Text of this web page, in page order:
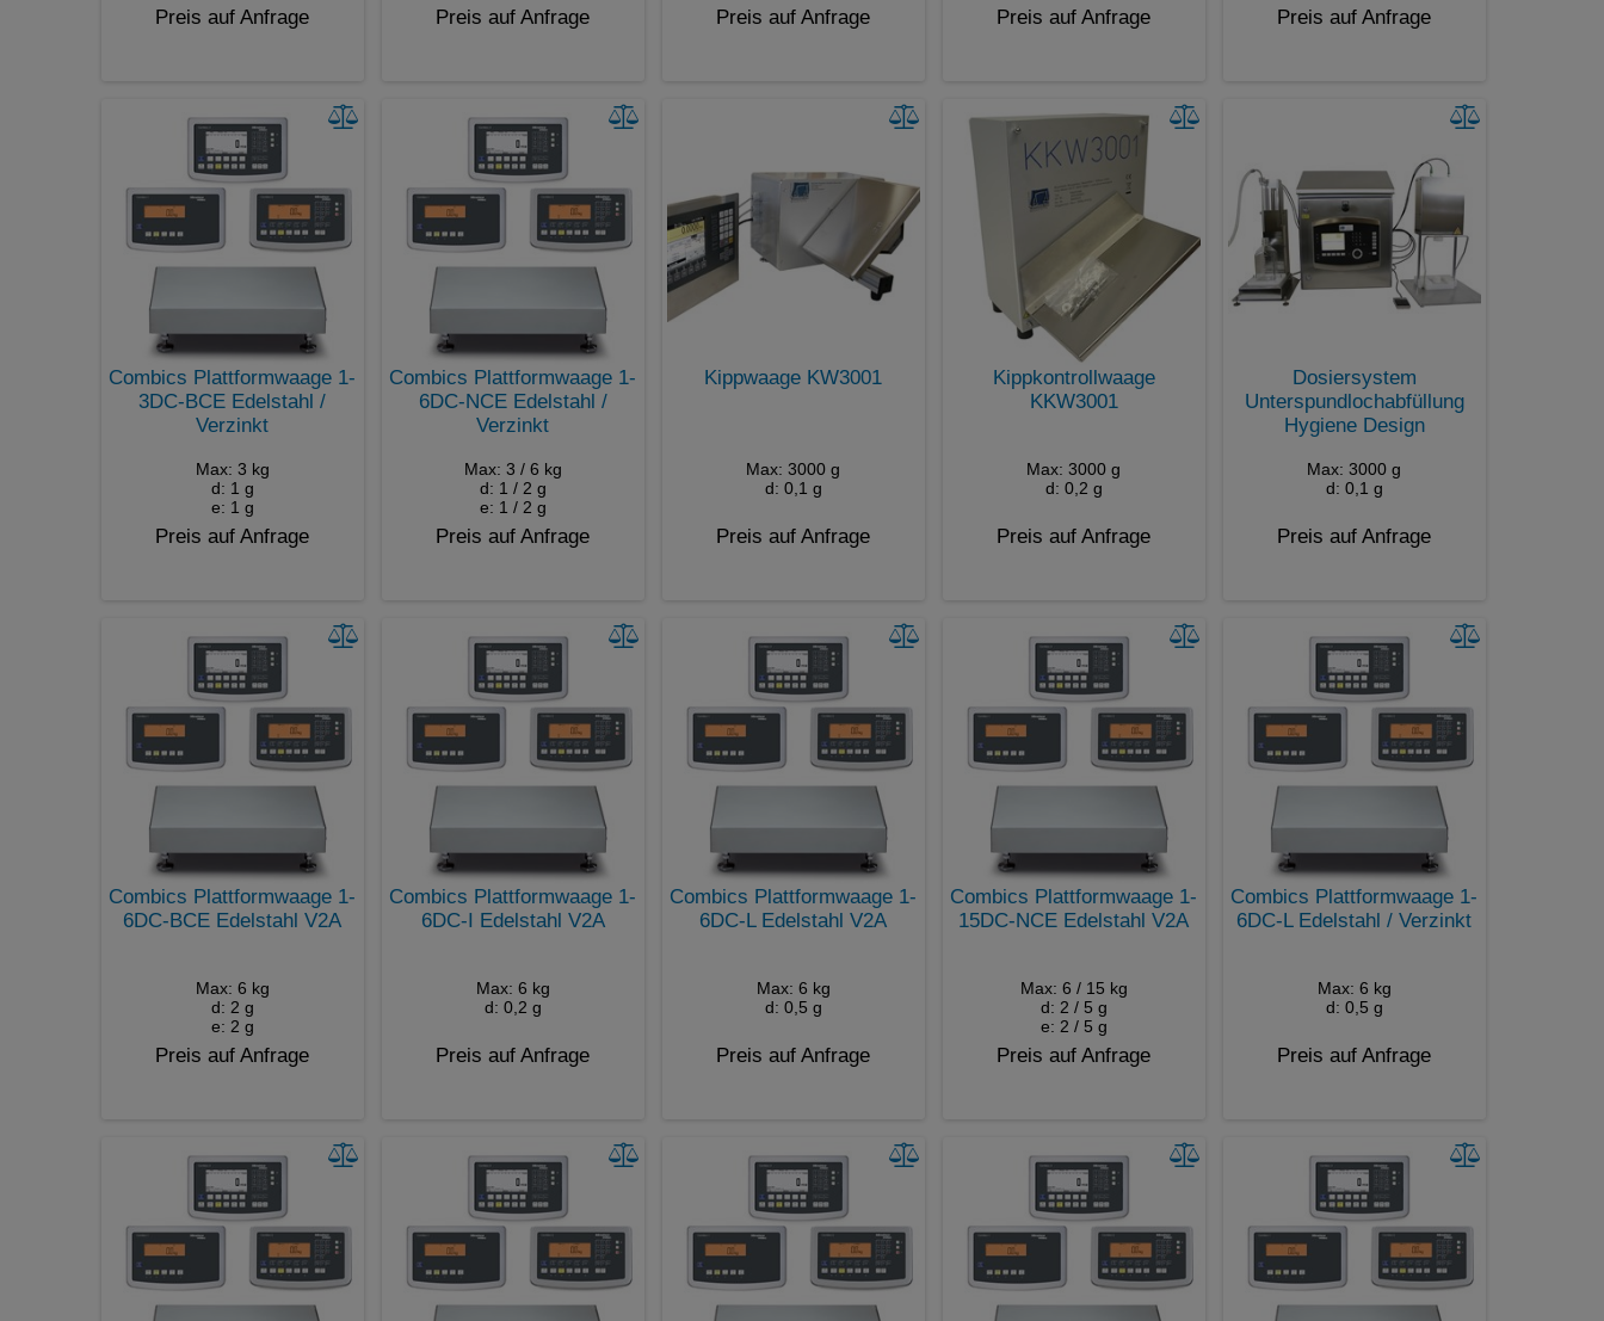
Preis auf Anfrage Preis auf Anfrage Preis auf Anfrage Preis auf Anfrage Preis auf Anfrage
Combics Plattformwaage 1-
3DC-BCE Edelstahl /
Verzinkt
Max: 3 kg
d: 1 g
e: 1 g
Preis auf Anfrage
Combics Plattformwaage 1-
6DC-NCE Edelstahl /
Verzinkt
Max: 3 / 6 kg
d: 1 / 2 g
e: 1 / 2 g
Preis auf Anfrage
Kippwaage KW3001
Max: 3000 g
d: 0,1 g
Preis auf Anfrage
Kippkontrollwaage
KKW3001
Max: 3000 g
d: 0,2 g
Preis auf Anfrage
Dosiersystem
Unterspundlochabfüllung
Hygiene Design
Max: 3000 g
d: 0,1 g
Preis auf Anfrage
Combics Plattformwaage 1-
6DC-BCE Edelstahl V2A
Max: 6 kg
d: 2 g
e: 2 g
Preis auf Anfrage
Combics Plattformwaage 1-
6DC-I Edelstahl V2A
Max: 6 kg
d: 0,2 g
Preis auf Anfrage
Combics Plattformwaage 1-
6DC-L Edelstahl V2A
Max: 6 kg
d: 0,5 g
Preis auf Anfrage
Combics Plattformwaage 1-
15DC-NCE Edelstahl V2A
Max: 6 / 15 kg
d: 2 / 5 g
e: 2 / 5 g
Preis auf Anfrage
Combics Plattformwaage 1-
6DC-L Edelstahl / Verzinkt
Max: 6 kg
d: 0,5 g
Preis auf Anfrage